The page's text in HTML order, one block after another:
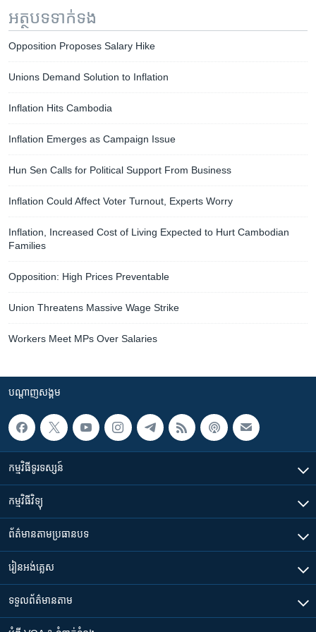
អត្ថបទ​ទាក់ទង
Opposition Proposes Salary Hike
Unions Demand Solution to Inflation
Inflation Hits Cambodia
Inflation Emerges as Campaign Issue
Hun Sen Calls for Political Support From Business
Inflation Could Affect Voter Turnout, Experts Worry
Inflation, Increased Cost of Living Expected to Hurt Cambodian
Families
Opposition: High Prices Preventable
Union Threatens Massive Wage Strike
Workers Meet MPs Over Salaries
បណ្តាញ​សង្គម
កម្មវិធី​ទូរទស្សន៍
កម្មវិធី​វិទ្យុ
ព័ត៌មាន​តាមប្រធានបទ​
រៀន​​អង់គ្លេស
ទទួល​ព័ត៌មាន​តាម